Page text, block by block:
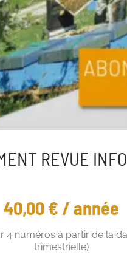
REVUE
40,00€ / année
4 numéros à partir de la
trimestrielle)